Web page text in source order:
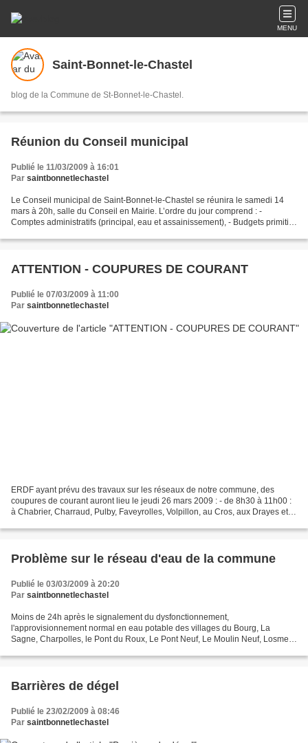
MENU
Saint-Bonnet-le-Chastel
blog de la Commune de St-Bonnet-le-Chastel.
Réunion du Conseil municipal
Publié le 11/03/2009 à 16:01
Par saintbonnetlechastel
Le Conseil municipal de Saint-Bonnet-le-Chastel se réunira le samedi 14
mars à 20h, salle du Conseil en Mairie. L’ordre du jour comprend : -
Comptes administratifs (principal, eau et assainissement), - Budgets primitifs
ATTENTION - COUPURES DE COURANT
Publié le 07/03/2009 à 11:00
Par saintbonnetlechastel
ERDF ayant prévu des travaux sur les réseaux de notre commune, des
coupures de courant auront lieu le jeudi 26 mars 2009 : - de 8h30 à 11h00 :
à Chabrier, Charraud, Pulby, Faveyrolles, Volpillon, au Cros, aux Drayes et
Problème sur le réseau d'eau de la commune
Publié le 03/03/2009 à 20:20
Par saintbonnetlechastel
Moins de 24h après le signalement du dysfonctionnement,
l'approvisionnement normal en eau potable des villages du Bourg, La
Sagne, Charpolles, le Pont du Roux, Le Pont Neuf, Le Moulin Neuf, Losmey
Barrières de dégel
Publié le 23/02/2009 à 08:46
Par saintbonnetlechastel